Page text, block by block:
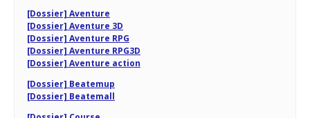
[Dossier] Aventure
[Dossier] Aventure 3D
[Dossier] Aventure RPG
[Dossier] Aventure RPG3D
[Dossier] Aventure action
[Dossier] Beatemup
[Dossier] Beatemall